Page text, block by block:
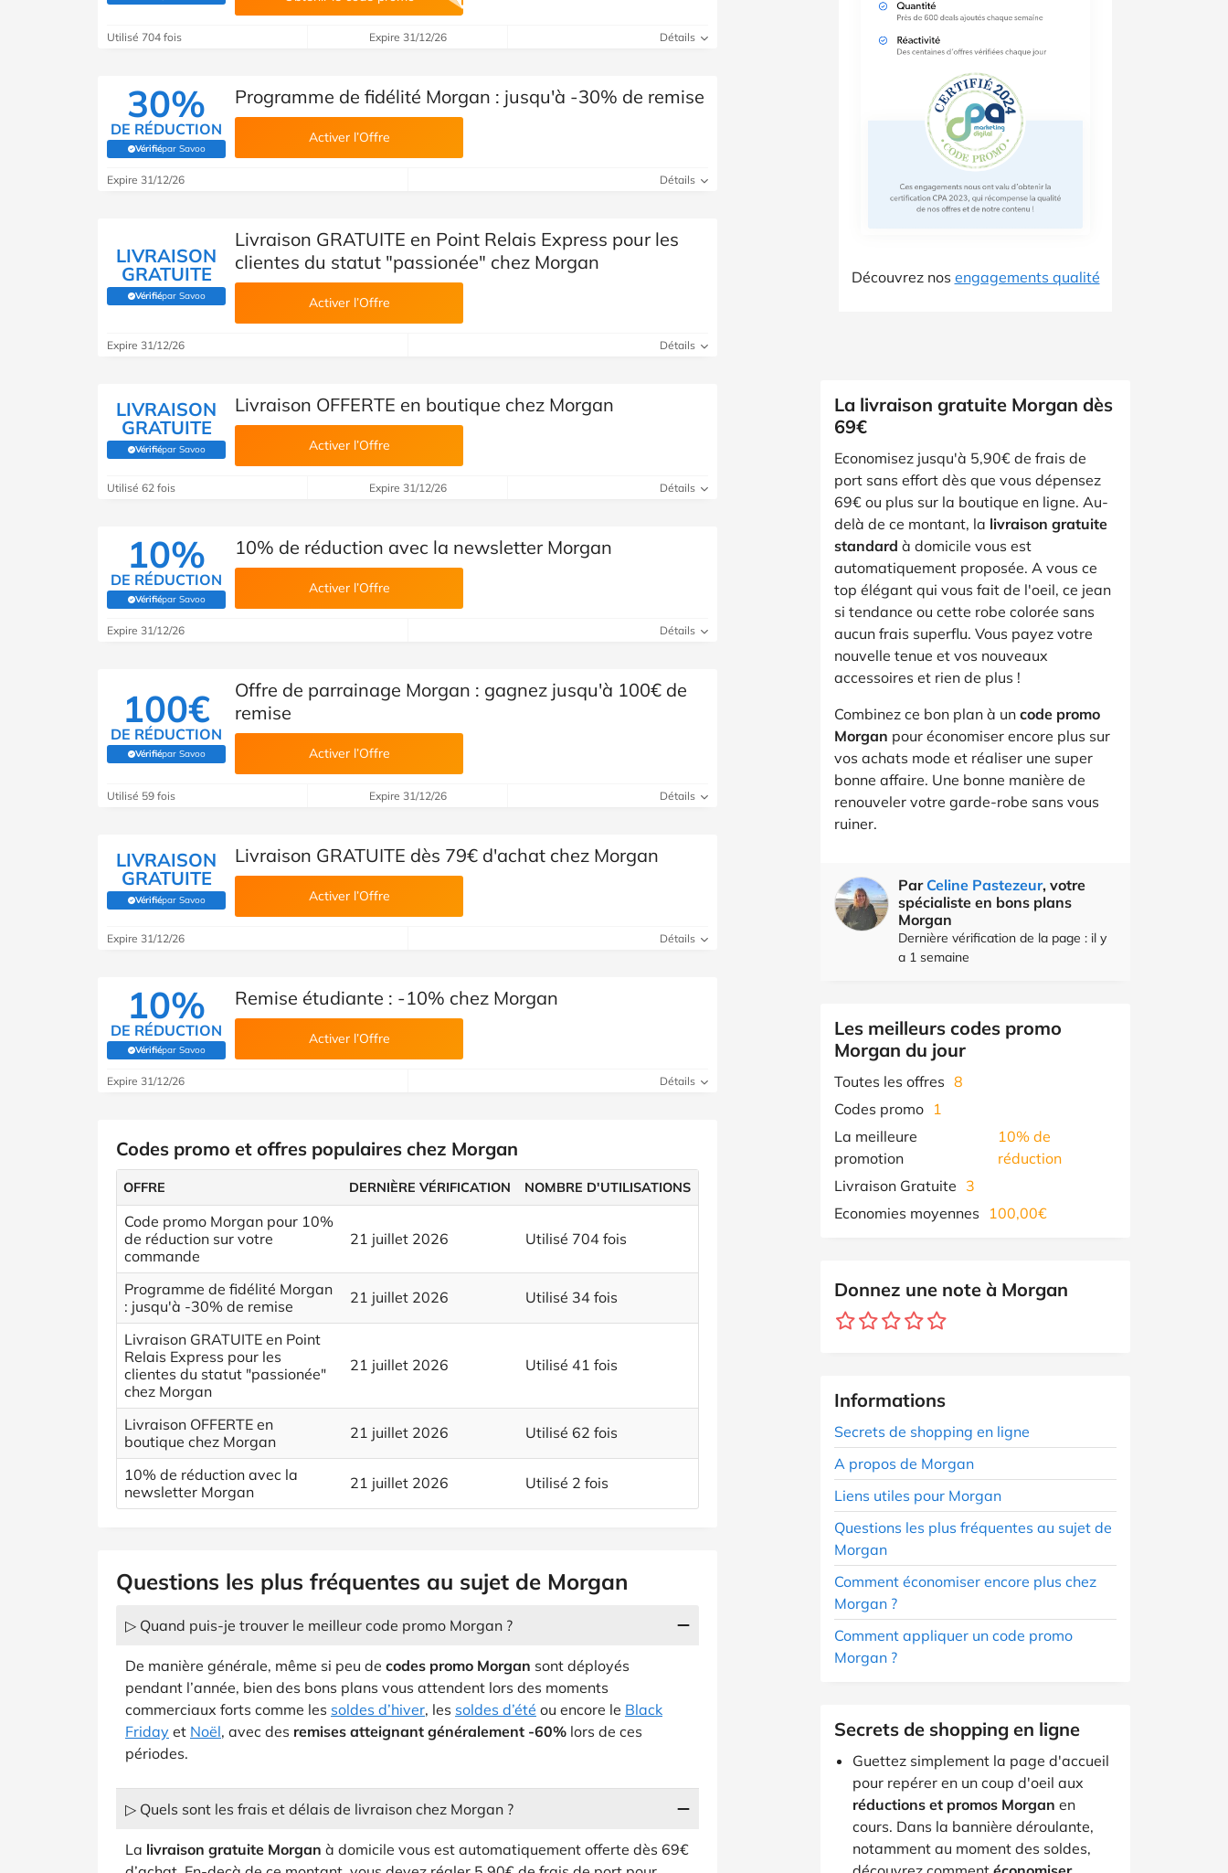
Utilisé 704 fois Expire 31/12/26 Détails
30%
DE RÉDUCTION
Vérifiépar Savoo
(Vérifié par Savoo)
Programme de fidélité Morgan : jusqu'à -30% de remise
Activer l’Offre
Expire 31/12/26 Détails
LIVRAISON
GRATUITE
Vérifiépar Savoo
(Vérifié par Savoo)
Livraison GRATUITE en Point Relais Express pour les
clientes du statut "passionée" chez Morgan
Activer l’Offre
Expire 31/12/26 Détails
LIVRAISON
GRATUITE
Vérifiépar Savoo
(Vérifié par Savoo)
Livraison OFFERTE en boutique chez Morgan
Activer l’Offre
Utilisé 62 fois Expire 31/12/26 Détails
10%
DE RÉDUCTION
Vérifiépar Savoo
(Vérifié par Savoo)
10% de réduction avec la newsletter Morgan
Activer l’Offre
Expire 31/12/26 Détails
100€
DE RÉDUCTION
Vérifiépar Savoo
(Vérifié par Savoo)
Offre de parrainage Morgan : gagnez jusqu'à 100€ de
remise
Activer l’Offre
Utilisé 59 fois Expire 31/12/26 Détails
LIVRAISON
GRATUITE
Vérifiépar Savoo
(Vérifié par Savoo)
Livraison GRATUITE dès 79€ d'achat chez Morgan
Activer l’Offre
Expire 31/12/26 Détails
10%
DE RÉDUCTION
Vérifiépar Savoo
(Vérifié par Savoo)
Remise étudiante : -10% chez Morgan
Activer l’Offre
Expire 31/12/26 Détails
Codes promo et offres populaires chez Morgan
OFFRE DERNIÈRE VÉRIFICATION NOMBRE D'UTILISATIONS
Code promo Morgan pour 10%
de réduction sur votre
commande
21 juillet 2026 Utilisé 704 fois
Programme de fidélité Morgan
: jusqu'à -30% de remise
21 juillet 2026 Utilisé 34 fois
Livraison GRATUITE en Point
Relais Express pour les
clientes du statut "passionée"
chez Morgan
21 juillet 2026 Utilisé 41 fois
Livraison OFFERTE en
boutique chez Morgan
21 juillet 2026 Utilisé 62 fois
10% de réduction avec la
newsletter Morgan
21 juillet 2026 Utilisé 2 fois
Découvrez nos engagements qualité
La livraison gratuite Morgan dès
69€
Economisez jusqu'à 5,90€ de frais de
port sans effort dès que vous dépensez
69€ ou plus sur la boutique en ligne. Au-
delà de ce montant, la livraison gratuite
standard à domicile vous est
automatiquement proposée. A vous ce
top élégant qui vous fait de l'oeil, ce jean
si tendance ou cette robe colorée sans
aucun frais superflu. Vous payez votre
nouvelle tenue et vos nouveaux
accessoires et rien de plus !
Combinez ce bon plan à un code promo
Morgan pour économiser encore plus sur
vos achats mode et réaliser une super
bonne affaire. Une bonne manière de
renouveler votre garde-robe sans vous
ruiner.
Par Celine Pastezeur, votre
spécialiste en bons plans
Morgan
Dernière vérification de la page : il y
a 1 semaine
Les meilleurs codes promo
Morgan du jour
Toutes les offres 8
Codes promo 1
La meilleure
promotion
10% de
réduction
Livraison Gratuite 3
Economies moyennes
100,00€
Donnez une note à Morgan
Informations
Secrets de shopping en ligne
A propos de Morgan
Liens utiles pour Morgan
Questions les plus fréquentes au sujet de
Morgan
Comment économiser encore plus chez
Morgan ?
Comment appliquer un code promo
Morgan ?
Secrets de shopping en ligne
Guettez simplement la page d'accueil
pour repérer en un coup d'oeil aux
réductions et promos Morgan en
cours. Dans la bannière déroulante,
notamment au moment des soldes,
Questions les plus fréquentes au sujet de Morgan
▷ Quand puis-je trouver le meilleur code promo Morgan ?
De manière générale, même si peu de codes promo Morgan sont déployés
pendant l’année, bien des bons plans vous attendent lors des moments
commerciaux forts comme les soldes d’hiver, les soldes d’été ou encore le Black
Friday et Noël, avec des remises atteignant généralement -60% lors de ces
périodes.
▷ Quels sont les frais et délais de livraison chez Morgan ?
La livraison gratuite Morgan à domicile vous est automatiquement offerte dès 69€